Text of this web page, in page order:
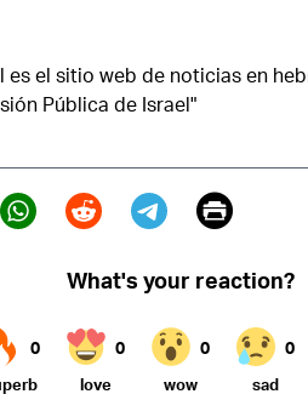
es el sitio web de noticias en
Pública de Israel"
(X)
Print